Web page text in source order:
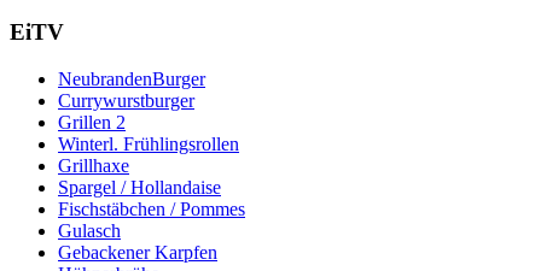
EiTV
NeubrandenBurger
Currywurstburger
Grillen 2
Winterl. Frühlingsrollen
Grillhaxe
Spargel / Hollandaise
Fischstäbchen / Pommes
Gulasch
Gebackener Karpfen